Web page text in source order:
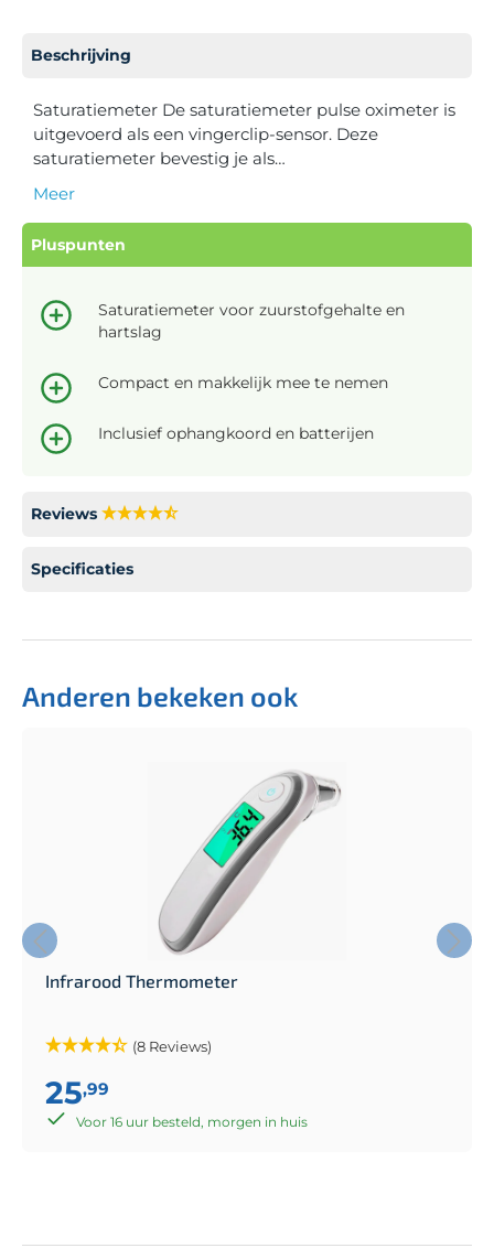
Beschrijving
Saturatiemeter De saturatiemeter pulse oximeter is
uitgevoerd als een vingerclip-sensor. Deze
saturatiemeter bevestig je als…
Meer
Pluspunten
Saturatiemeter voor zuurstofgehalte en
hartslag
Compact en makkelijk mee te nemen
Inclusief ophangkoord en batterijen
Reviews
Specificaties
Anderen bekeken ook
Infrarood Thermometer
(8 Reviews)
25,99
Voor 16 uur besteld, morgen in huis